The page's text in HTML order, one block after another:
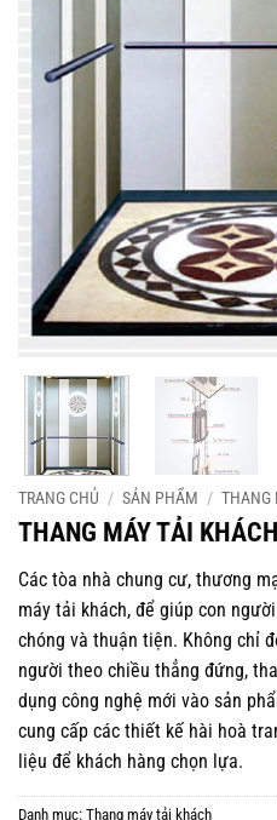
TRANG CHỦ / SẢN PHẨM / THANG
THANG MÁY TẢI KHÁCH
Các tòa nhà chung cư, thương
máy tải khách, để giúp con
chóng và thuận tiện. Không chỉ
người theo chiều thẳng đứng,
dụng công nghệ mới vào sản
cung cấp các thiết kế hài hoà
liệu để khách hàng chọn lựa.
Danh mục: Thang máy tải khách